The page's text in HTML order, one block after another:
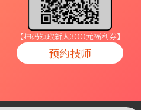
【扫码领取新人3OO元福利券】
预约技师